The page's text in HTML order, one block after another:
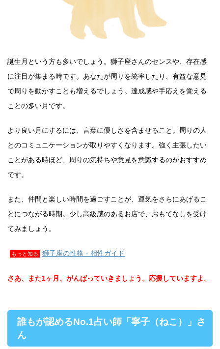
誕生月という方も多いでしょう。獅子座さんのセンスや、存在感
に注目が集まる時です。あなたが周りを統率したり、有益な意見
で周りを動かすことも増えるでしょう。達成感や手応えを覚える
ことの多い月です。
より良い月にするには、言葉に優しさを含ませること。周りの人
とのコミュニケーションが取りやすくなります。強く主張したい
ことがある時ほど、周りの気持ちや意見を意識するのがおすすめ
です。
また、仲間と楽しい時間を過ごすことが、運気をさらにあげるこ
とにつながる時期。少し高級感のあるお店で、おもてなしを受け
てみましょう。
もっと知る 獅子座の性格・相性ガイド
さあ、また1ヶ月、がんばっていきましょう。応援していますよ。
誰もが認めるNo.1占い師「寧子（ねこ）」さ
ん